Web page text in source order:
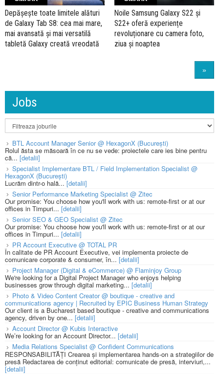
Depășește toate limitele alături
de Galaxy Tab S8: cea mai mare,
mai avansată și mai versatilă
tabletă Galaxy creată vreodată
Noile Samsung Galaxy S22 și
S22+ oferă experiențe
revoluționare cu camera foto,
ziua și noaptea
»
Jobs
BTL Account Manager Senior @ HexagonX (București)
Rolul ăsta se măsoară în ce nu se vede: proiectele care ies bine pentru
că... [detalii]
Specialist Implementare BTL / Field Implementation Specialist @
HexagonX (București)
Lucrăm dintr-o hală...[detalii]
Senior Performance Marketing Specialist @ Zitec
Our promise: You choose how you'll work with us: remote-first or at our
offices in Timpuri... [detalii]
Senior SEO & GEO Specialist @ Zitec
Our promise: You choose how you'll work with us: remote-first or at our
offices in Timpuri... [detalii]
PR Account Executive @ TOTAL PR
În calitate de PR Account Executive, vei implementa proiecte de
comunicare corporate & consumer, în... [detalii]
Project Manager (Digital & eCommerce) @ Flaminjoy Group
We're looking for a Digital Project Manager who enjoys helping
businesses grow through digital marketing... [detalii]
Photo & Video Content Creator @ boutique - creative and
communications agency | Recruited by EPIC Business Human Strategy
Our client is a Bucharest based boutique - creative and communications
agency, driven by one... [detalii]
Account Director @ Kubis Interactive
We’re looking for an Account Director... [detalii]
Media Relations Specialist @ Confident Communications
RESPONSABILITĂȚI Crearea și implementarea hands-on a strategiilor de
presă Redactarea de conținut editorial: comunicate de presă, interviuri,...
[detalii]